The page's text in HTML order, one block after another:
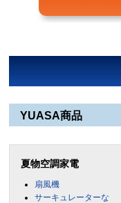
YUASA商品
夏物空調家電
扇風機
サーキュレーターな